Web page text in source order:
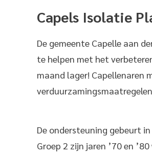
Capels Isolatie
De gemeente Capelle aan
te helpen met het
maand lager! Capellenaren
De ondersteuning gebeurt
Groep 2 zijn jaren ’70 en